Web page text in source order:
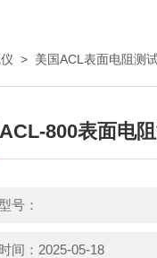
> 美国ACL表面电阻测
800表面电
号：
间：2025-05-18